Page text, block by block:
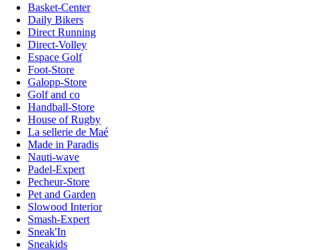
Basket-Center
Daily Bikers
Direct Running
Direct-Volley
Espace Golf
Foot-Store
Galopp-Store
Golf and co
Handball-Store
House of Rugby
La sellerie de Maé
Made in Paradis
Nauti-wave
Padel-Expert
Pecheur-Store
Pet and Garden
Slowood Interior
Smash-Expert
Sneak'In
Sneakids